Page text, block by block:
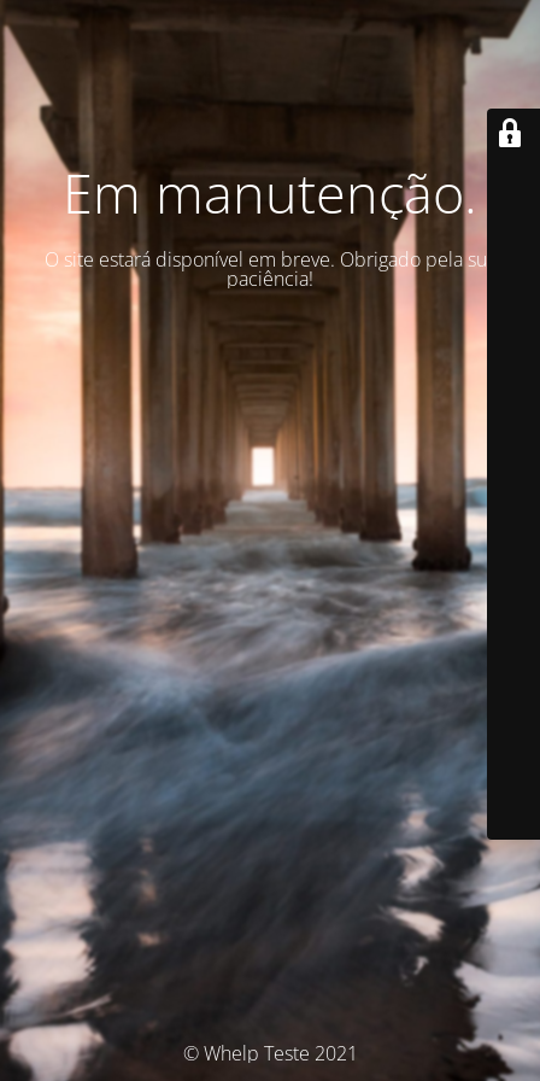
Em manutenção.
O site estará disponível em breve. Obrigado pela sua
paciência!
© Whelp Teste 2021